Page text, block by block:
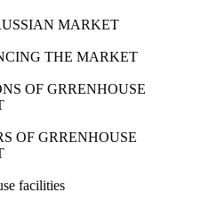
MARKET
THE MARKET
OF GRRENHOUSE
OF GRRENHOUSE
facilities